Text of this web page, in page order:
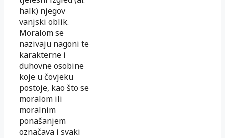
halk) njegov
vanjski oblik.
Moralom se
nazivaju nagoni te
karakterne i
duhovne osobine
koje u čovjeku
postoje, kao što se
moralom ili
moralnim
ponašanjem
označava i svaki